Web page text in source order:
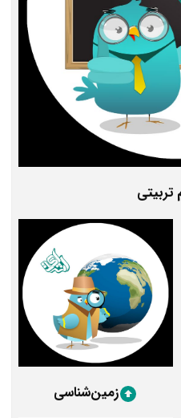
تربیتی
زمین‌شناسی